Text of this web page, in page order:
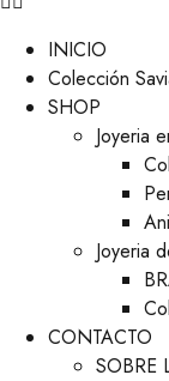
INICIO
Colección
SHOP
Joyeria
Joyeria
CONTACTO
SOBRE